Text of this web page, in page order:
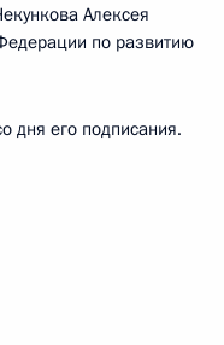
Алексея
по развитию
дня его подписания.